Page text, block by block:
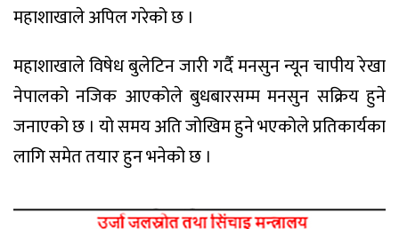
महाशाखाले अपिल गरेको छ ।
महाशाखाले विषेध बुलेटिन जारी गर्दै मनसुन न्यून चापीय रेखा
नेपालको नजिक आएकोले बुधबारसम्म मनसुन सक्रिय हुने
जनाएको छ । यो समय अति जोखिम हुने भएकोले प्रतिकार्यका
लागि समेत तयार हुन भनेको छ ।